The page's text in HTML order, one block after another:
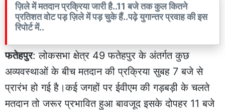
ज़िले में मतदान प्रक्रिया जारी है..11 बजे तक कुल कितने
प्रतिशत वोट पड़ ज़िले में पड़ चुके हैं..पढ़े युगान्तर प्रवाह की इस
रिपोर्ट में..
फतेहपुर: लोकसभा क्षेत्र 49 फतेहपुर के अंतर्गत कुछ
अव्यवस्थाओं के बीच मतदान की प्रक्रिया सुबह 7 बजे से
प्रारंभ हो गई है।कई जगहों पर ईवीएम की गड़बड़ी के चलते
मतदान तो जरूर प्रभावित हुआ बावजूद इसके दोपहर 11 बजे